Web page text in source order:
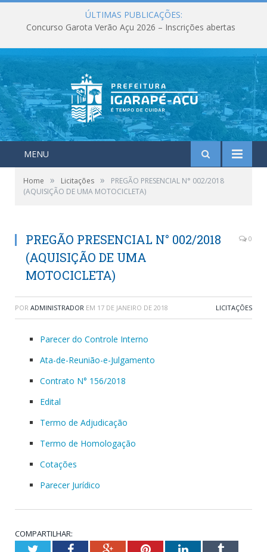
ÚLTIMAS PUBLICAÇÕES:
Concurso Garota Verão Açu 2026 – Inscrições abertas
MENU
Home » Licitações »
PREGÃO PRESENCIAL N° 002/2018
(AQUISIÇÃO DE UMA MOTOCICLETA)
PREGÃO PRESENCIAL N° 002/2018
(AQUISIÇÃO DE UMA
MOTOCICLETA)
0
POR ADMINISTRADOR EM 17 DE JANEIRO DE 2018 LICITAÇÕES
Parecer do Controle Interno
Ata-de-Reunião-e-Julgamento
Contrato N° 156/2018
Edital
Termo de Adjudicação
Termo de Homologação
Cotações
Parecer Jurídico
COMPARTILHAR:
TwitterFacebookGoogle+PinterestLinkedInTumblr